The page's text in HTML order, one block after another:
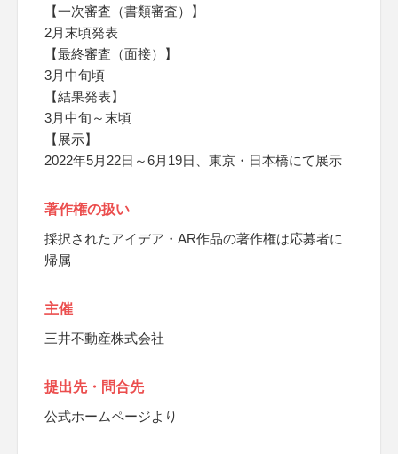
【一次審査（書類審査）】
2月末頃発表
【最終審査（面接）】
3月中旬頃
【結果発表】
3月中旬～末頃
【展示】
2022年5月22日～6月19日、東京・日本橋にて展示
著作権の扱い
採択されたアイデア・AR作品の著作権は応募者に
帰属
主催
三井不動産株式会社
提出先・問合先
公式ホームページより